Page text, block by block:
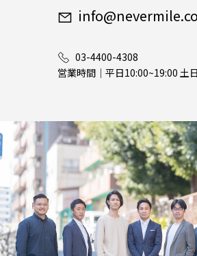
03-4400-4308
営業時間｜平日10:00~19:00 土